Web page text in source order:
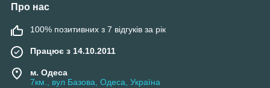
Про нас
100% позитивних з 7 відгуків за рік
Працює з 14.10.2011
м. Одеса
7км., вул Базова, Одеса, Україна